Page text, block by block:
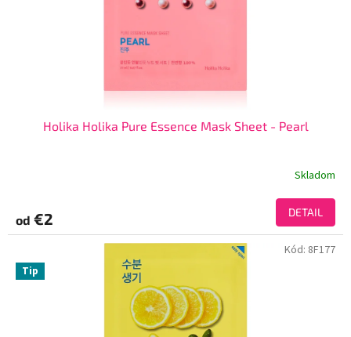
Holika Holika Pure Essence Mask Sheet - Pearl
Skladom
od €2 DETAIL
Tip
Kód: 8F177